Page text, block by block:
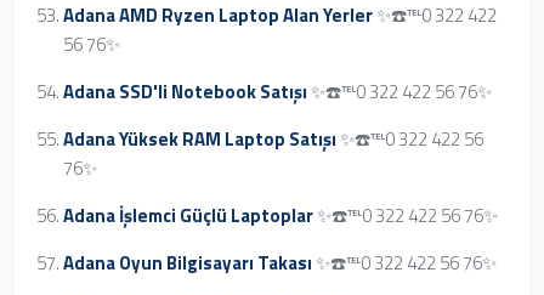
Adana AMD Ryzen Laptop Alan Yerler✨☎️℡0 322 422
56 76✨
Adana SSD'li Notebook Satışı✨☎️℡0 322 422 56 76✨
Adana Yüksek RAM Laptop Satışı✨☎️℡0 322 422 56
76✨
Adana İşlemci Güçlü Laptoplar✨☎️℡0 322 422 56 76✨
Adana Oyun Bilgisayarı Takası✨☎️℡0 322 422 56 76✨